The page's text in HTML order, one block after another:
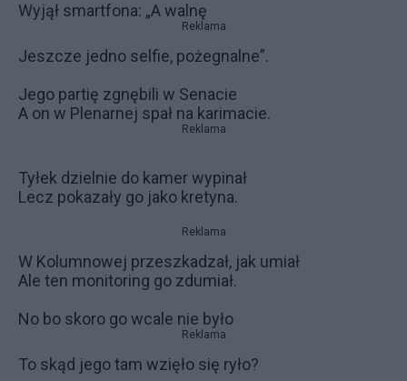
Wyjął smartfona: „A walnę
Reklama
Jeszcze jedno selfie, pożegnalne”.
Jego partię zgnębili w Senacie
A on w Plenarnej spał na karimacie.
Reklama
Tyłek dzielnie do kamer wypinał
Lecz pokazały go jako kretyna.
Reklama
W Kolumnowej przeszkadzał, jak umiał
Ale ten monitoring go zdumiał.
No bo skoro go wcale nie było
Reklama
To skąd jego tam wzięło się ryło?